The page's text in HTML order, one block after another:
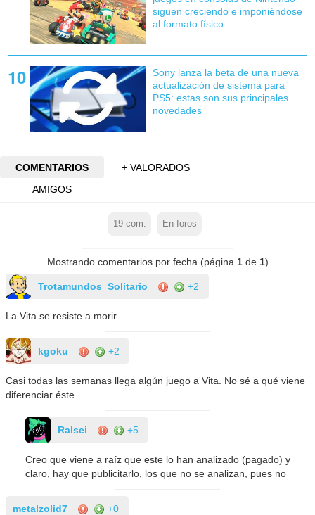
siguen creciendo e imponiéndose
al formato físico
Sony lanza la beta de una nueva
actualización de sistema para
PS5: estas son sus principales
novedades
COMENTARIOS
+ VALORADOS
AMIGOS
19com. En foros
Mostrando comentarios por fecha (página 1de 1)
Trotamundos_Solitario +2
La Vita se resiste a morir.
kgoku +2
Casi todas las semanas llega algún juego a Vita. No sé a qué viene
diferenciar éste.
Ralsei +5
Creo que viene a raíz que este lo han analizado (pagado) y
claro, hay que publicitarlo, los que no se analizan, pues no
metalzolid7 +0